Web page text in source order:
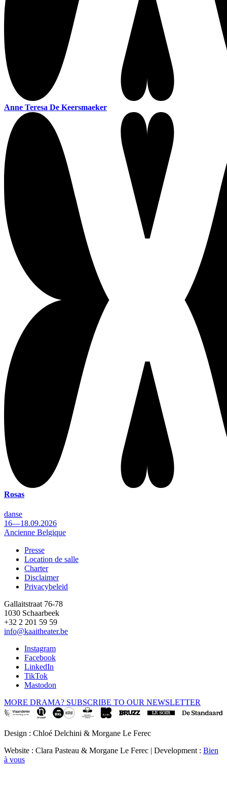
Anne Teresa De Keersmaeker
Rosas
danse
16—18.09.2026
Ancienne Belgique
Footer
Presse
Location de salle
Charter
Disclaimer
Privacybeleid
Gallaitstraat 76-78
1030 Schaarbeek
+32 2 201 59 59
info@kaaitheater.be
Instagram
Facebook
LinkedIn
TikTok
Mastodon
MORE DRAMA? SUBSCRIBE TO OUR NEWSLETTER
Design : Chloé Delchini & Morgane Le Ferec
Website : Clara Pasteau & Morgane Le Ferec | Development : Bien
à vous